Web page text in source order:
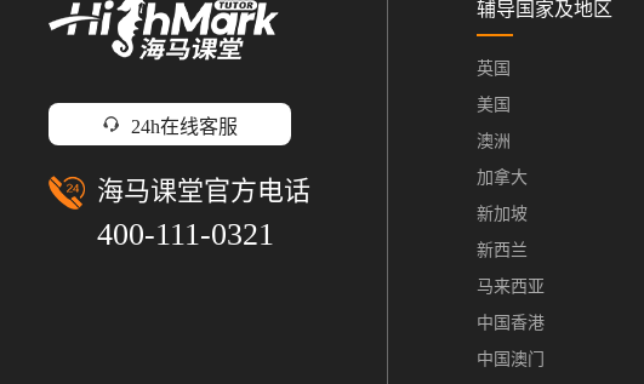
24h在线客服
海马课堂官方电话
400-111-0321
辅导国家及地区
英国
美国
澳洲
加拿大
新加坡
新西兰
马来西亚
中国香港
中国澳门